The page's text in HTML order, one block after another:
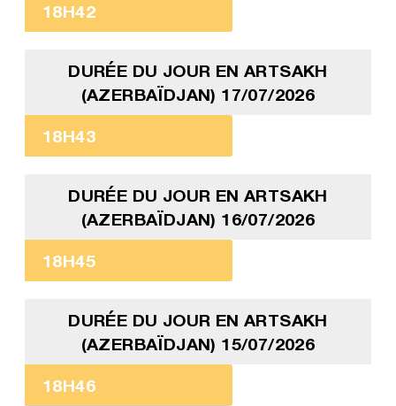
18H42
DURÉE DU JOUR EN ARTSAKH
(AZERBAÏDJAN) 17/07/2026
18H43
DURÉE DU JOUR EN ARTSAKH
(AZERBAÏDJAN) 16/07/2026
18H45
DURÉE DU JOUR EN ARTSAKH
(AZERBAÏDJAN) 15/07/2026
18H46